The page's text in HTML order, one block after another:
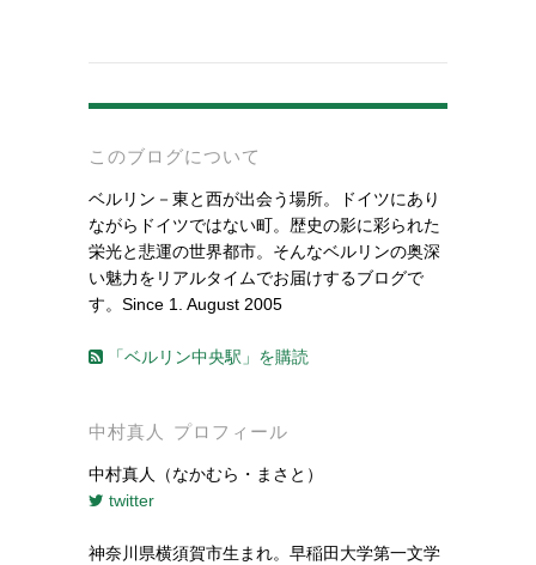
このブログについて
ベルリン－東と西が出会う場所。ドイツにあり
ながらドイツではない町。歴史の影に彩られた
栄光と悲運の世界都市。そんなベルリンの奥深
い魅力をリアルタイムでお届けするブログで
す。Since 1. August 2005
「ベルリン中央駅」を購読
中村真人 プロフィール
中村真人（なかむら・まさと）
twitter
神奈川県横須賀市生まれ。早稲田大学第一文学